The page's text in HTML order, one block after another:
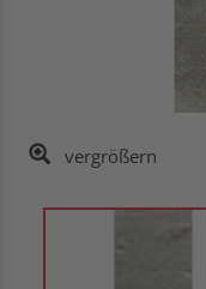
vergrößern